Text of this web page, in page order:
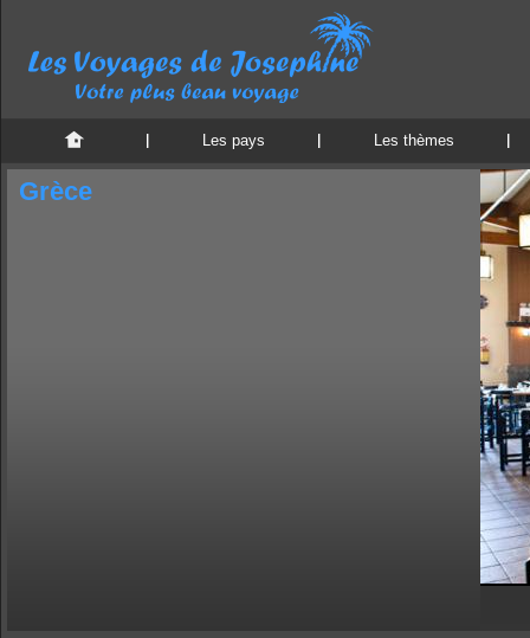
Les pays Les thèmes
Grèce